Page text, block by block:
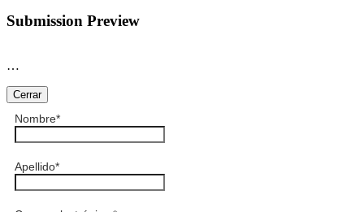
Submission Preview
…
Cerrar
Nombre*
Apellido*